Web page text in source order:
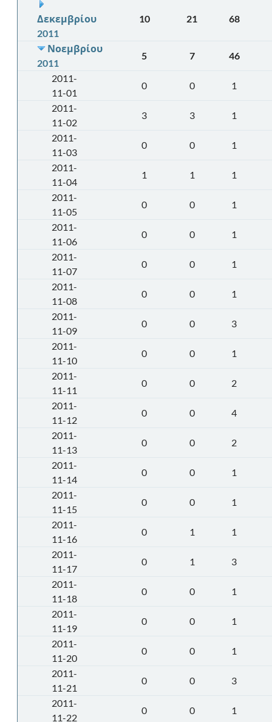
Δεκεμβρίου
2011
10 21 68
Νοεμβρίου
2011
5 7
46
2011-
11-01
0 0
1
2011-
11-02
3 3
1
2011-
11-03
0 0
1
2011-
11-04
1 1
1
2011-
11-05
0 0
1
2011-
11-06
0 0
1
2011-
11-07
0 0
1
2011-
11-08
0 0
1
2011-
11-09
0 0
3
2011-
11-10
0 0
1
2011-
11-11
0 0
2
2011-
11-12
0 0
4
2011-
11-13
0 0
2
2011-
11-14
0 0
1
2011-
11-15
0 0
1
2011-
11-16
0 1
1
2011-
11-17
0 1
3
2011-
11-18
0 0
1
2011-
11-19
0 0
1
2011-
11-20
0 0
1
2011-
11-21
0 0
3
2011-
11-22
0 0
1